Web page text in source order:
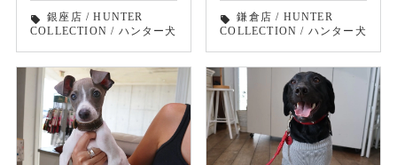
local_offer 銀座店 /HUNTER
COLLECTION / ハンター犬
local_offer 鎌倉店 / HUNTER
COLLECTION / ハンター犬